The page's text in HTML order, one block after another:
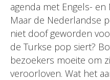
agenda met Engels-
Maar de Nederlandse
niet doof geworden
de Turkse pop siert?
bezoekers moeite om
veroorloven. Wat het